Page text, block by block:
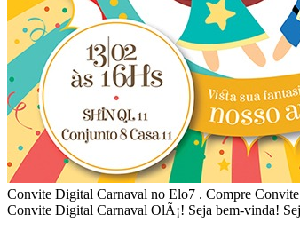
Convite Digital Carnaval no Elo7 . Compre
Convite Digital Carnaval OlÃ¡! Seja bem-vinda!